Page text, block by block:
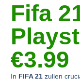
Fifa
€3.99
In FIFA 21 zullen